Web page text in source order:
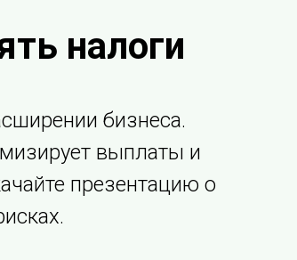
налоги
бизнеса.
выплаты и
презентацию о